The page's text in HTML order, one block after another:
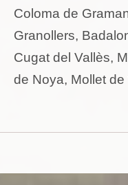
Coloma de
Granollers,
Cugat del Vallès,
de Noya, Mollet